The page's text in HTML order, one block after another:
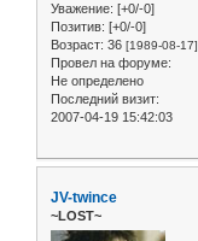
Уважение: [+0/-0]
Позитив: [+0/-0]
Возраст: 36 [1989-08-17]
Провел на форуме:
Не определено
Последний визит:
2007-04-19 15:42:03
JV-twince
~LOST~